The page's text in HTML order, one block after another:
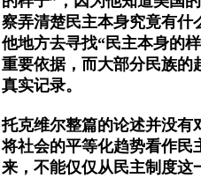
察弄清楚民主本身究竟有什
他地方去寻找“民主本身的
重要依据，而大部分民族的
真实记录。
托克维尔整篇的论述并没有
将社会的平等化趋势看作民
来，不能仅仅从民主制度这